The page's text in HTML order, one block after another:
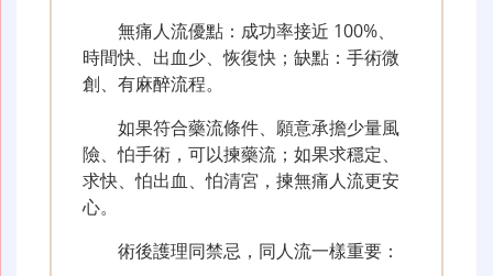
無痛人流優點：成功率接近 100%、
時間快、出血少、恢復快；缺點：手術微
創、有麻醉流程。
如果符合藥流條件、願意承擔少量風
險、怕手術，可以揀藥流；如果求穩定、
求快、怕出血、怕清宮，揀無痛人流更安
心。
術後護理同禁忌，同人流一樣重要：